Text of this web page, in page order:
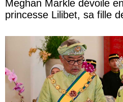
Meghan Markle dévoile
princesse Lilibet, sa fille